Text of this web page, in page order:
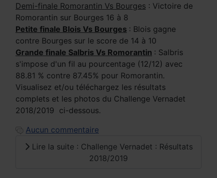
Demi-finale Romorantin Vs Bourges : Victoire de
Romorantin sur Bourges 16 à 8
Petite finale Blois Vs Bourges : Blois gagne
contre Bourges sur le score de 14 à 10
Grande finale Salbris Vs Romorantin : Salbris
s'impose d'un fil au pourcentage (12/12) avec
88.81 % contre 87.45% pour Romorantin.
Visualisez et/ou téléchargez les résultats
complets et les photos du Challenge Vernadet
2018/2019 ci-dessous.
Aucun commentaire
Lire la suite : Challenge Vernadet : Résultats
2018/2019